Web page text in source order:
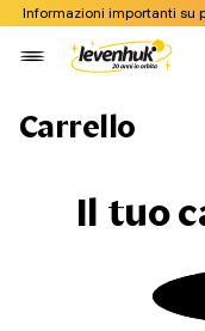
Informazioni importanti su
Carrello
Il tuo